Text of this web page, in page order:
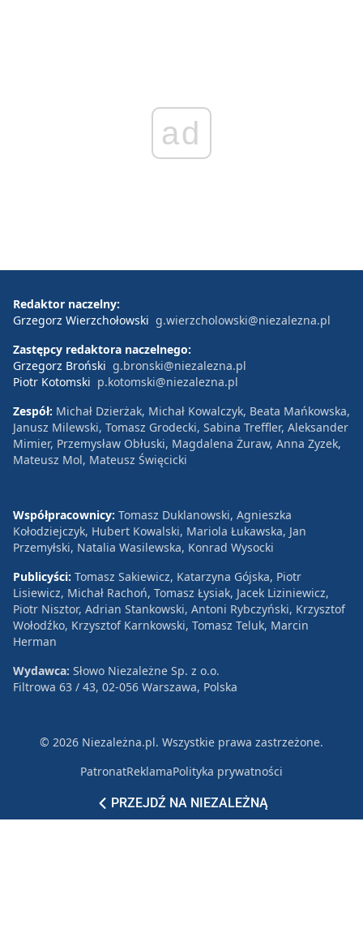
ad
PRZEJDŹ NA NIEZALEŻNĄ
Redaktor naczelny:
Grzegorz Wierzchołowski g.wierzcholowski@niezalezna.pl
Zastępcy redaktora naczelnego:
Grzegorz Broński g.bronski@niezalezna.pl
Piotr Kotomski p.kotomski@niezalezna.pl
Zespół: Michał Dzierżak, Michał Kowalczyk, Beata Mańkowska,
Janusz Milewski, Tomasz Grodecki, Sabina Treffler, Aleksander
Mimier, Przemysław Obłuski, Magdalena Żuraw, Anna Zyzek,
Mateusz Mol, Mateusz Święcicki
Współpracownicy: Tomasz Duklanowski, Agnieszka
Kołodziejczyk, Hubert Kowalski, Mariola Łukawska, Jan
Przemyłski, Natalia Wasilewska, Konrad Wysocki
Publicyści: Tomasz Sakiewicz, Katarzyna Gójska, Piotr
Lisiewicz, Michał Rachoń, Tomasz Łysiak, Jacek Liziniewicz,
Piotr Nisztor, Adrian Stankowski, Antoni Rybczyński, Krzysztof
Wołodźko, Krzysztof Karnkowski, Tomasz Teluk, Marcin
Herman
Wydawca: Słowo Niezależne Sp. z o.o.
Filtrowa 63 / 43, 02-056 Warszawa, Polska
© 2026 Niezależna.pl. Wszystkie prawa zastrzeżone.
PatronatReklamaPolityka prywatności